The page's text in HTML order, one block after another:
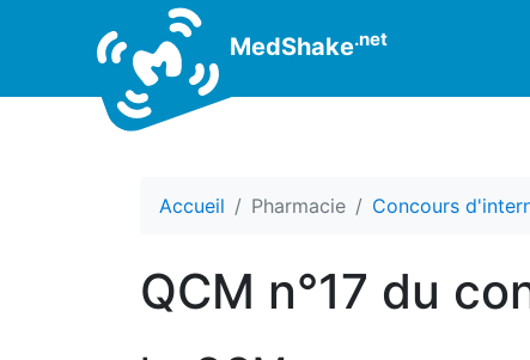
MedShake.net
Accueil Pharmacie Concours
QCM n°17 du